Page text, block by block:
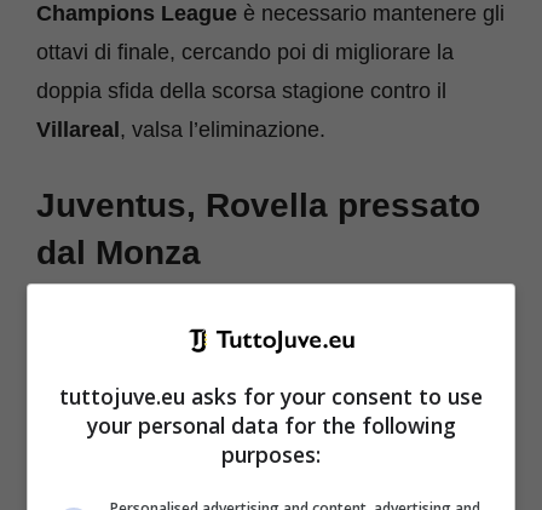
Champions League è necessario mantenere gli
ottavi di finale, cercando poi di migliorare la
doppia sfida della scorsa stagione contro il
Villareal , valsa l’eliminazione.
Juventus, Rovella pressato
dal Monza
tuttojuve.eu asks for your consent to use
your personal data for the following
purposes: